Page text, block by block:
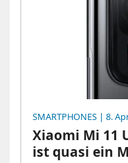
SMARTPHONES | 8.
Xiaomi Mi 11
ist quasi ein